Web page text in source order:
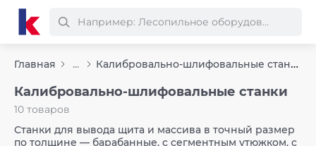
Главная ... Калибровально-шлифовальные станки
Калибровально-шлифовальные станки
10 товаров
Станки для вывода щита и массива в точный размер
по толщине — барабанные, с сегментным утюжком, с